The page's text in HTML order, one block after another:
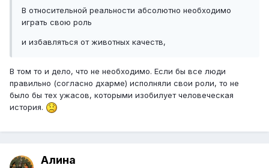
В относительной реальности абсолютно необходимо
играть свою роль
и избавляться от животных качеств,
В том то и дело, что не необходимо. Если бы все люди
правильно (согласно дхарме) исполняли свои роли, то не
было бы тех ужасов, которыми изобилует человеческая
история.
Алина